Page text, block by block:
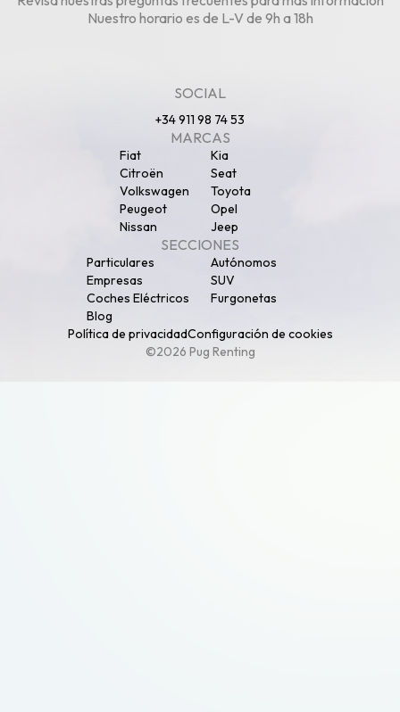
Nuestro horario es de L-V de 9h a 18h
SOCIAL
+34 911 98 74 53
MARCAS
Fiat
Kia
Citroën
Seat
Volkswagen
Toyota
Peugeot
Opel
Nissan
Jeep
SECCIONES
Particulares
Autónomos
Empresas
SUV
Coches Eléctricos
Furgonetas
Blog
Política de privacidadConfiguración de cookies
©2026 Pug Renting